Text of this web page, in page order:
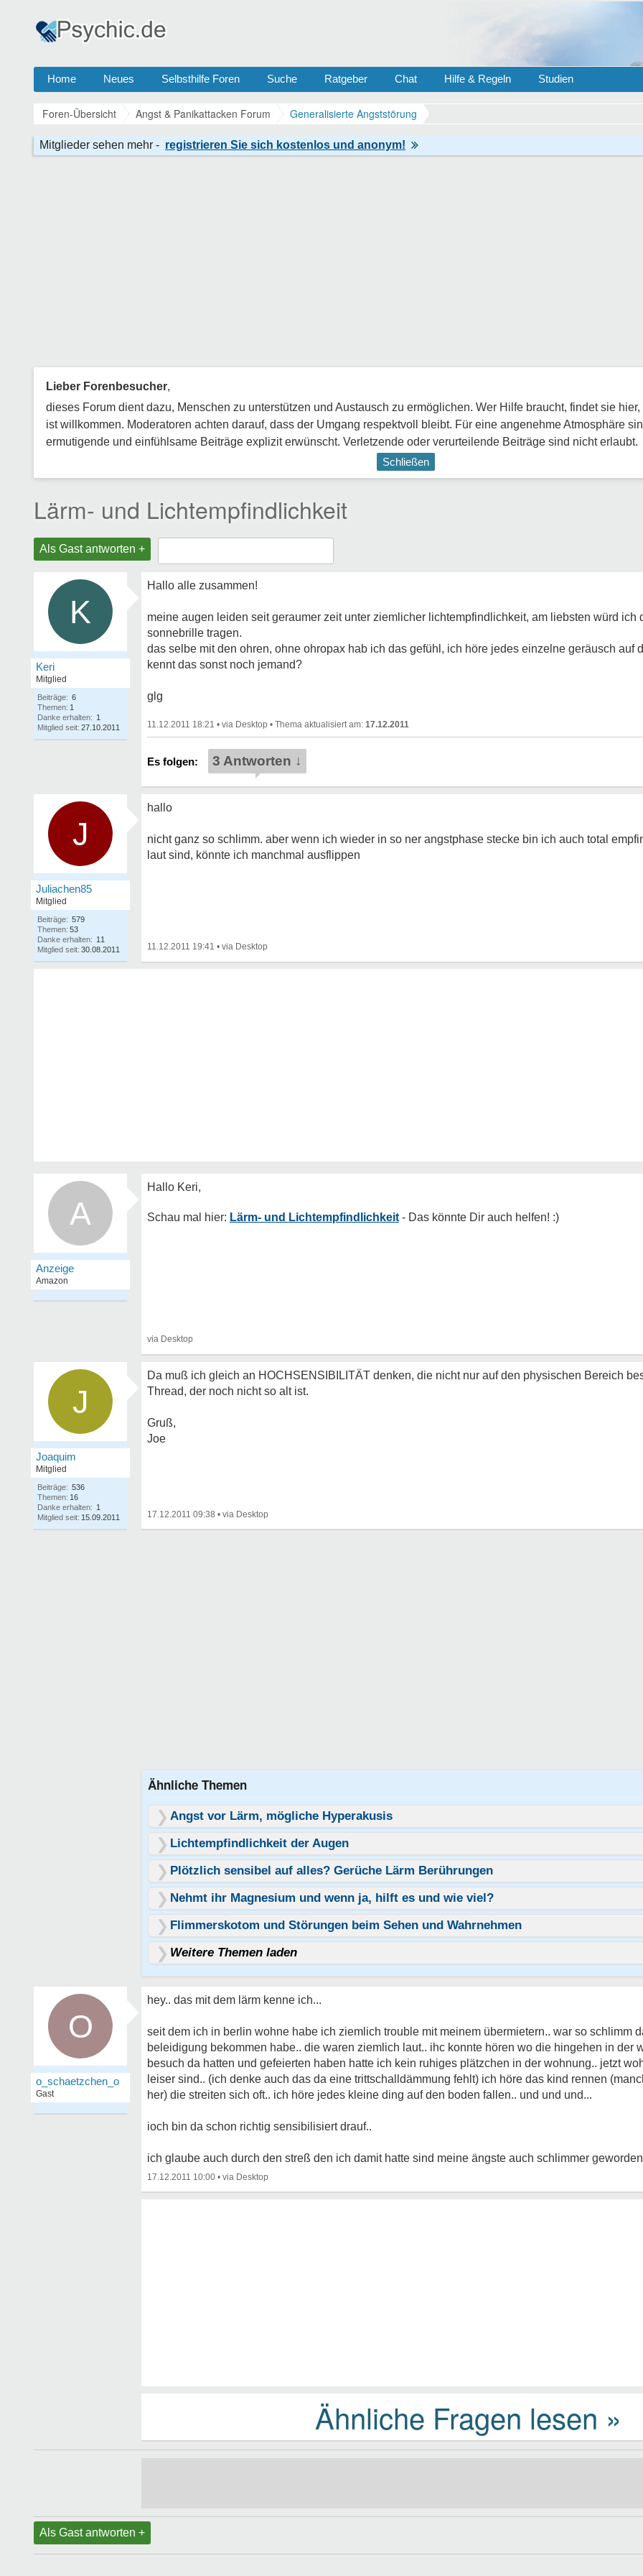
Home Neues Selbsthilfe Foren Suche Ratgeber Chat Hilfe & Regeln Studien
Foren-Übersicht Angst & Panikattacken Forum Generalisierte Angststörung
Lieber Forenbesucher,
dieses Forum dient dazu, Menschen zu unterstützen und Austausch zu ermöglichen. Wer Hilfe braucht, findet sie
ist willkommen. Moderatoren achten darauf, dass der Umgang respektvoll bleibt. Für eine angenehme Atmosphäre
ermutigende und einfühlsame Beiträge explizit erwünscht. Verletzende oder verurteilende Beiträge sind nicht erlaubt.
Schließen
Lärm- und Lichtempfindlichkeit
Als Gast antworten +
K
Keri
Mitglied
Beiträge: 6
Themen: 1
Danke erhalten: 1
Mitglied seit: 27.10.2011
Hallo alle zusammen!
meine augen leiden seit geraumer zeit unter ziemlicher lichtempfindlichkeit, am liebsten würd ich
sonnebrille tragen.
das selbe mit den ohren, ohne ohropax hab ich das gefühl, ich höre jedes einzelne geräusch auf
kennt das sonst noch jemand?
glg
11.12.2011 18:21 • • 17.12.2011
3 Antworten ↓
J
Juliachen85
Mitglied
Beiträge: 579
Themen: 53
Danke erhalten: 11
Mitglied seit: 30.08.2011
hallo
nicht ganz so schlimm. aber wenn ich wieder in so ner angstphase stecke bin ich auch total
laut sind, könnte ich manchmal ausflippen
11.12.2011 19:41 •
A Lärm- und Lichtempfindlichkeit
J
Joaquim
Mitglied
Beiträge: 536
Themen: 16
Danke erhalten: 1
Mitglied seit: 15.09.2011
Da muß ich gleich an HOCHSENSIBILITÄT denken, die nicht nur auf den physischen Bereich
Thread, der noch nicht so alt ist.
Gruß,
Joe
17.12.2011 09:38 •
Ähnliche Themen
Angst vor Lärm, mögliche Hyperakusis
Lichtempfindlichkeit der Augen
Plötzlich sensibel auf alles? Gerüche Lärm Berührungen
Nehmt ihr Magnesium und wenn ja, hilft es und wie viel?
Flimmerskotom und Störungen beim Sehen und Wahrnehmen
Weitere Themen laden
O
o_schaetzchen_o
Gast
hey.. das mit dem lärm kenne ich...
seit dem ich in berlin wohne habe ich ziemlich trouble mit meinem übermietern.. war so schlimm
beleidigung bekommen habe.. die waren ziemlich laut.. ihc konnte hören wo die hingehen in der
besuch da hatten und gefeierten haben hatte ich kein ruhiges plätzchen in der wohnung.. jetzt
leiser sind.. (ich denke auch das da eine trittschalldämmung fehlt) ich höre das kind rennen
her) die streiten sich oft.. ich höre jedes kleine ding auf den boden fallen.. und und und...
ioch bin da schon richtig sensibilisiert drauf..
ich glaube auch durch den streß den ich damit hatte sind meine ängste auch schlimmer geworden
17.12.2011 10:00 •
Als Gast antworten +